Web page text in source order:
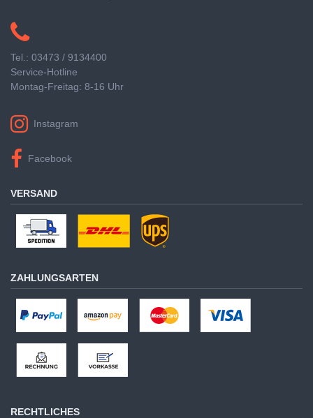
Tel.: 03473 / 9134400
Service-Hotline
Montag-Freitag: 8-16 Uhr
Instagram
Facebook
VERSAND
ZAHLUNGSARTEN
RECHTLICHES